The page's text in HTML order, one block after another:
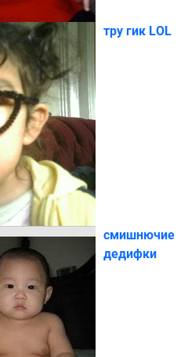
тру гик LOL
смишнючие
дедифки